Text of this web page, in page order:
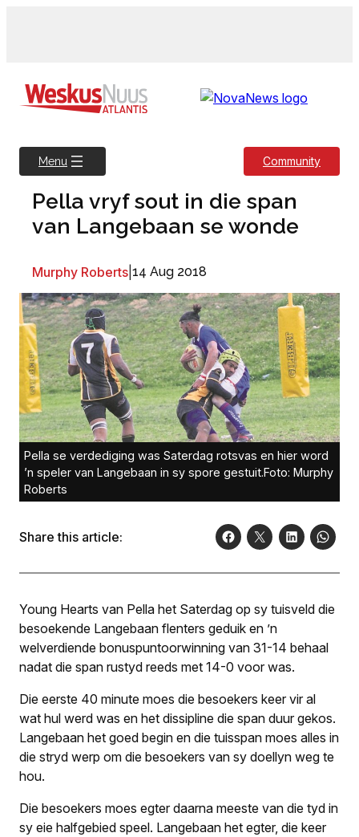
Menu Community
Pella vryf sout in die span
van Langebaan se wonde
Murphy Roberts 14 Aug 2018
Pella se verdediging was Saterdag rotsvas en hier word
’n speler van Langebaan in sy spore gestuit.Foto: Murphy
Roberts
Share this article:
Young Hearts van Pella het Saterdag op sy tuisveld die
besoekende Langebaan flenters geduik en ’n
welverdiende bonuspuntoorwinning van 31-14 behaal
nadat die span rustyd reeds met 14-0 voor was.
Die eerste 40 minute moes die besoekers keer vir al
wat hul werd was en het dissipline die span duur gekos.
Lange­baan het goed begin en die tuisspan moes alles in
die stryd werp om die besoekers van sy doellyn weg te
hou.
Die besoekers moes egter daarna meeste van die tyd in
sy eie halfgebied speel. Langebaan het egter, die keer